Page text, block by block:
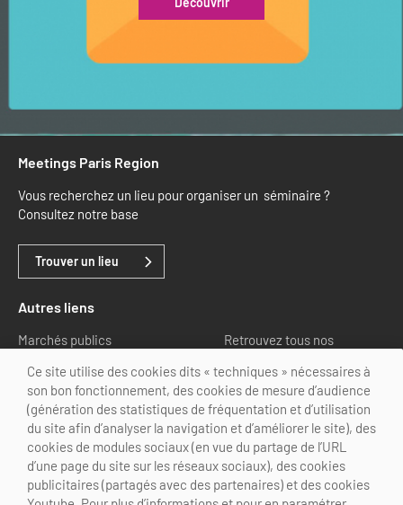
Meetings Paris Region
Vous recherchez un lieu pour organiser un séminaire ?
Consultez notre base
Trouver un lieu
Autres liens
Marchés publics
Retrouvez tous nos
Nous suivre
Ce site utilise des cookies dits « techniques » nécessaires à
son bon fonctionnement, des cookies de mesure d’audience
(génération des statistiques de fréquentation et d’utilisation
du site afin d’analyser la navigation et d’améliorer le site), des
cookies de modules sociaux (en vue du partage de l’URL
d’une page du site sur les réseaux sociaux), des cookies
publicitaires (partagés avec des partenaires) et des cookies